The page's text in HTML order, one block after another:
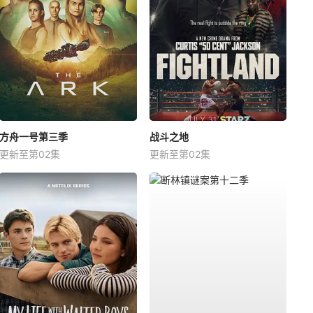
方舟一号第三季
更新至第02集
战斗之地
更新至第02集